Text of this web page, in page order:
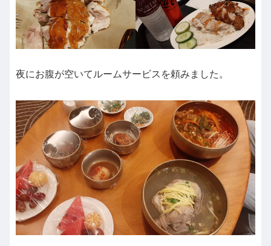
夜にお腹が空いてルームサービスを頼みました。